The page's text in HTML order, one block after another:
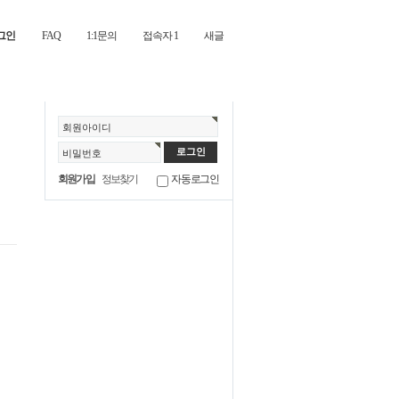
인 FAQ 1:1문의 접속자 1 새글
회원아이디
비밀번호
회원가입 정보찾기 자동로그인